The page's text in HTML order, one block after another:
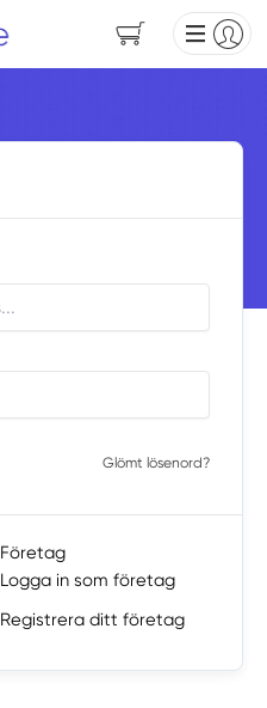
Glömt lösenord?
Företag
Logga in som företag
Registrera ditt företag